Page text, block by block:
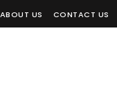
ABOUT US CONTACT US